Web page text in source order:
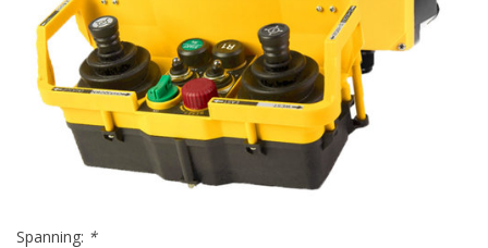
Spanning: *